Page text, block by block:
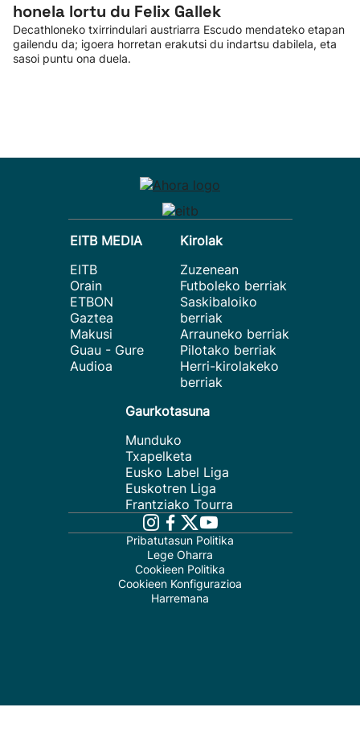
honela lortu du Felix Gallek
Decathloneko txirrindulari austriarra Escudo mendateko etapan
gailendu da; igoera horretan erakutsi du indartsu dabilela, eta
sasoi puntu ona duela.
EITB MEDIA
EITB
Orain
ETBON
Gaztea
Makusi
Guau - Gure
Audioa
Kirolak
Zuzenean
Futboleko berriak
Saskibaloiko
berriak
Arrauneko berriak
Pilotako berriak
Herri-kirolakeko
berriak
Gaurkotasuna
Munduko
Txapelketa
Eusko Label Liga
Euskotren Liga
Frantziako Tourra
Pribatutasun Politika
Lege Oharra
Cookieen Politika
Cookieen Konfigurazioa
Harremana